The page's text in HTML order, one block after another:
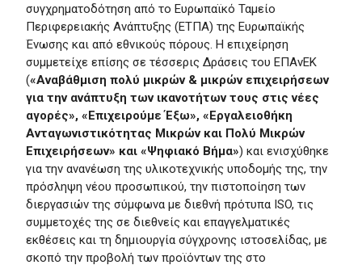
συγχρηματοδότηση από το Ευρωπαϊκό Ταμείο
Περιφερειακής Ανάπτυξης (ΕΤΠΑ) της Ευρωπαϊκής
Ένωσης και από εθνικούς πόρους. Η επιχείρηση
συμμετείχε επίσης σε τέσσερις Δράσεις του ΕΠΑνΕΚ
(«Αναβάθμιση πολύ μικρών & μικρών επιχειρήσεων
για την ανάπτυξη των ικανοτήτων τους στις νέες
αγορές», «Επιχειρούμε Έξω», «Εργαλειοθήκη
Ανταγωνιστικότητας Μικρών και Πολύ Μικρών
Επιχειρήσεων» και «Ψηφιακό Βήμα») και ενισχύθηκε
για την ανανέωση της υλικοτεχνικής υποδομής της, την
πρόσληψη νέου προσωπικού, την πιστοποίηση των
διεργασιών της σύμφωνα με διεθνή πρότυπα ISO, τις
συμμετοχές της σε διεθνείς και επαγγελματικές
εκθέσεις και τη δημιουργία σύγχρονης ιστοσελίδας, με
σκοπό την προβολή των προϊόντων της στο